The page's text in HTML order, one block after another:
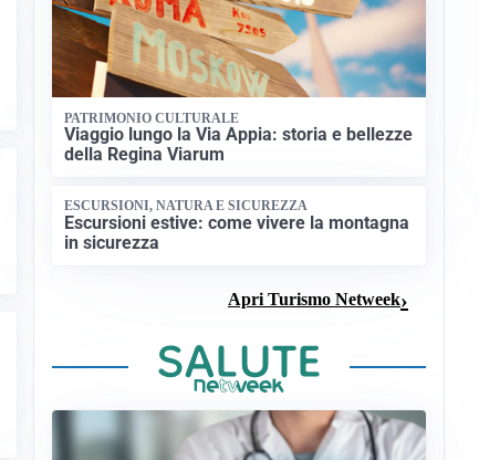
PATRIMONIO CULTURALE
Viaggio lungo la Via Appia: storia e bellezze
della Regina Viarum
ESCURSIONI, NATURA E SICUREZZA
Escursioni estive: come vivere la montagna
in sicurezza
Apri Turismo Netweek